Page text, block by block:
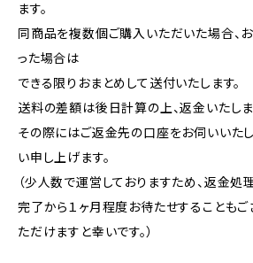
ます。
同商品を複数個ご購入いただいた場合、
った場合は
できる限りおまとめして送付いたします。
送料の差額は後日計算の上、返金いたしま
その際にはご返金先の口座をお伺いいたし
い申し上げます。
（少人数で運営しておりますため、返金処
完了から１ヶ月程度お待たせすることもご
ただけますと幸いです。）